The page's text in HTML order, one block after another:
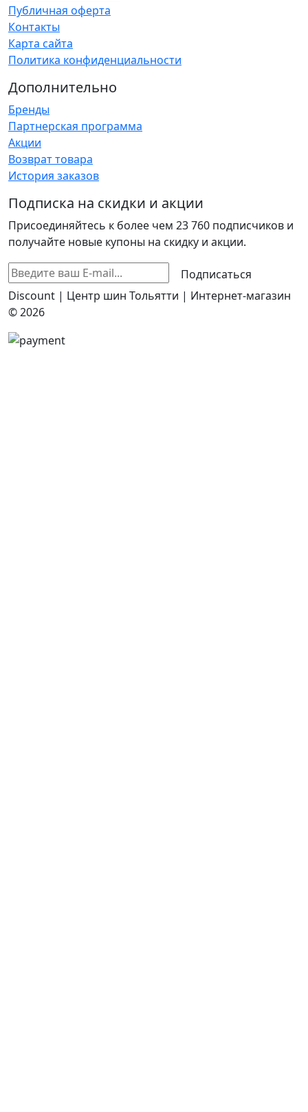
Публичная оферта
Контакты
Карта сайта
Политика конфиденциальности
Дополнительно
Бренды
Партнерская программа
Акции
Возврат товара
История заказов
Подписка на скидки и акции
Присоединяйтесь к более чем 23 760 подписчиков и
получайте новые купоны на скидку и акции.
Подписаться
Discount | Центр шин Тольятти | Интернет-магазин
© 2026